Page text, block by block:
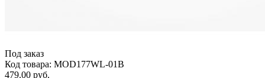
Под заказ
Код товара: MOD177WL-01B
479.00 руб.